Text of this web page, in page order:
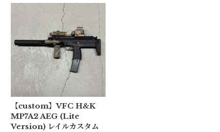
【custom】VFC H&K
MP7A2 AEG (Lite
Version) レイルカスタム